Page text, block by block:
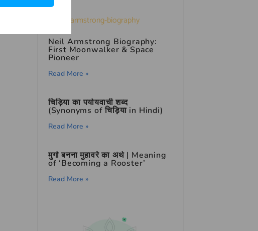
Neil Armstrong Biography:
First Moonwalker & Space
Pioneer
Read More »
चिड़िया का पर्यायवाची शब्द
(Synonyms of चिड़िया in Hindi)
Read More »
मुर्गा बनना मुहावरे का अर्थ | Meaning
of ‘Becoming a Rooster’
Read More »